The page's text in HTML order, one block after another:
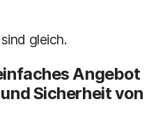
gleich.
Angebot
Sicherheit von